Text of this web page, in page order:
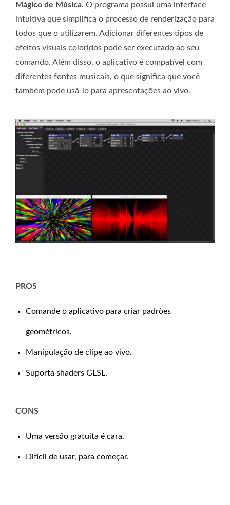
Mágico de Música. O programa possui uma interface
intuitiva que simplifica o processo de renderização para
todos que o utilizarem. Adicionar diferentes tipos de
efeitos visuais coloridos pode ser executado ao seu
comando. Além disso, o aplicativo é compatível com
diferentes fontes musicais, o que significa que você
também pode usá-lo para apresentações ao vivo.
PROS
Comande o aplicativo para criar padrões
geométricos.
Manipulação de clipe ao vivo.
Suporta shaders GLSL.
CONS
Uma versão gratuita é cara.
Difícil de usar, para começar.